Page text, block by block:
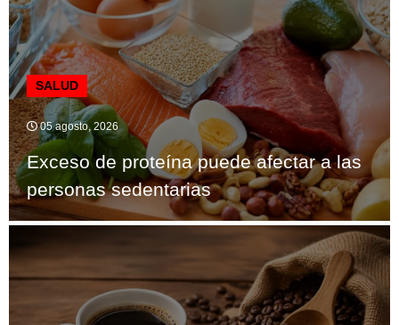
SALUD
05 agosto, 2026
Exceso de proteína puede afectar a las
personas sedentarias